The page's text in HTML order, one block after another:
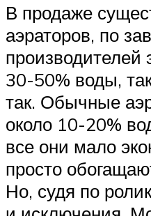
В продаже
аэраторов, по
30-50% воды,
так. Обычные
около 10-20%
все они мало
просто
Но, судя по